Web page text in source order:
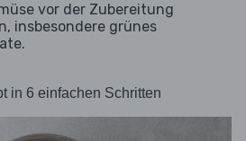
vor der Zubereitung
insbesondere grünes
in 6 einfachen Schritten